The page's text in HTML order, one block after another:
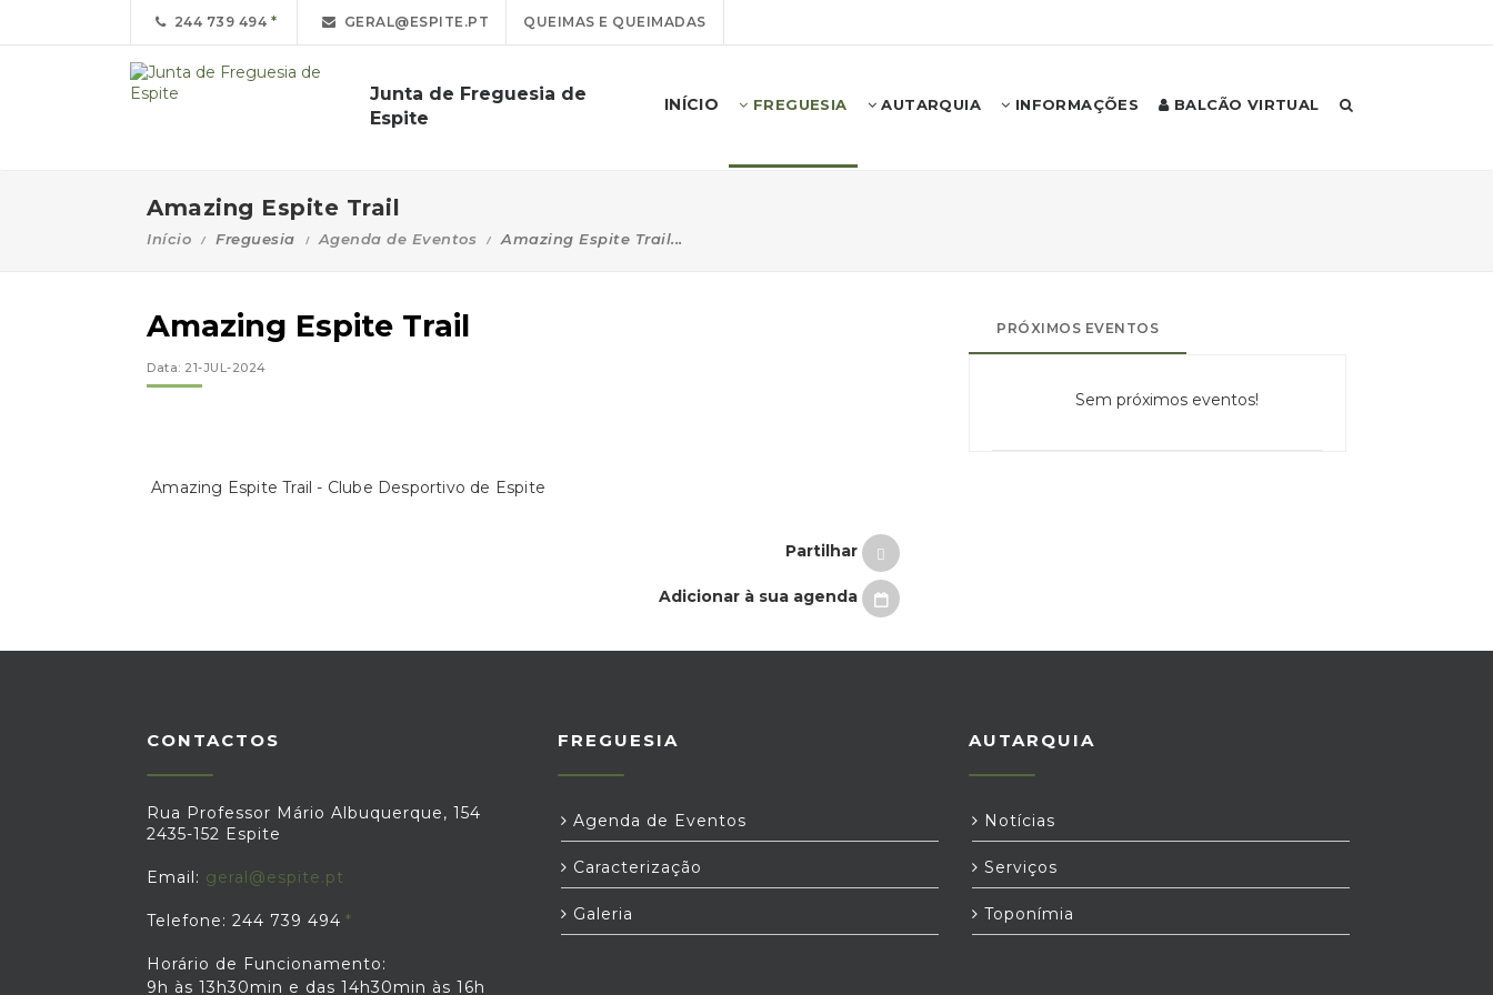
244 739 494 GERAL@ESPITE.PT QUEIMAS E QUEIMADAS
Junta de Freguesia de
Espite
INÍCIO FREGUESIA AUTARQUIA INFORMAÇÕES BALCÃO VIRTUAL
Amazing Espite Trail
Início Freguesia Agenda de Eventos Amazing Espite Trail...
Amazing Espite Trail
Data: 21-JUL-2024
Amazing Espite Trail - Clube Desportivo de Espite
Partilhar
Adicionar à sua agenda
PRÓXIMOS EVENTOS
Sem próximos eventos!
CONTACTOS
Rua Professor Mário Albuquerque, 154
2435-152 Espite
Email: geral@espite.pt
Telefone: 244 739 494
Horário de Funcionamento:
9h às 13h30min e das 14h30min às 16h
FREGUESIA
Agenda de Eventos
Caracterização
Galeria
AUTARQUIA
Notícias
Serviços
Toponímia